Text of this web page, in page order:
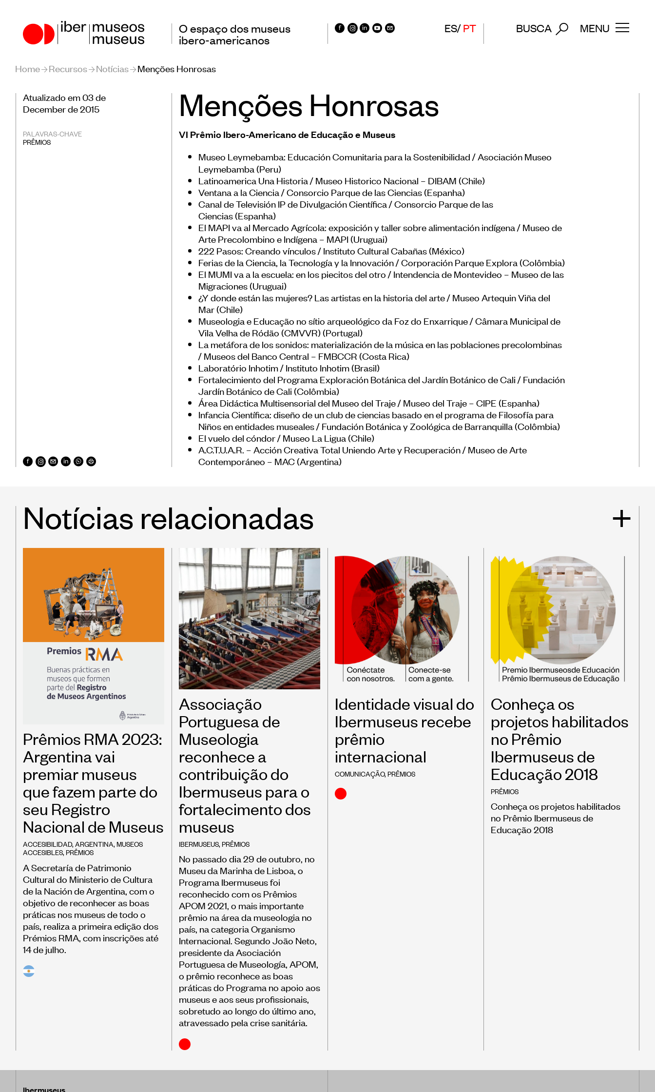
O espaço dos museus
ibero-americanos
ES PT BUSCA MENU
Nossa atuação
Encontros Ibero-
Americanos de Museus
Observatório Ibero-
Americano de Museus
Educação
Patrimônio
Formação e Capacitação
Sustentabilidade
Museus Ibero-
Sistema de coleta de
dados de público de
museus
Panorama dos museus
Banco de Boas Práticas
Convocatórias
Publicações Ibermuseus
Centro de
Documentação
Notícias
Plataforma de
Diagnósticos
Home Recursos Notícias Menções Honrosas
Atualizado em 03 de
December de 2015
PALAVRAS-CHAVE
PRÊMIOS
Menções Honrosas
VI Prêmio Ibero-Americano de Educação e Museus
Museo Leymebamba: Educación Comunitaria para la Sostenibilidad / Asociación Museo
Leymebamba (Peru)
Latinoamerica Una Historia / Museo Historico Nacional – DIBAM (Chile)
Ventana a la Ciencia / Consorcio Parque de las Ciencias (Espanha)
Canal de Televisión IP de Divulgación Científica / Consorcio Parque de las
Ciencias (Espanha)
El MAPI va al Mercado Agrícola: exposición y taller sobre alimentación indígena / Museo de
Arte Precolombino e Indígena – MAPI (Uruguai)
222 Pasos: Creando vínculos / Instituto Cultural Cabañas (México)
Ferias de la Ciencia, la Tecnología y la Innovación / Corporación Parque Explora (Colômbia)
El MUMI va a la escuela: en los piecitos del otro / Intendencia de Montevideo – Museo de las
Migraciones (Uruguai)
¿Y donde están las mujeres? Las artistas en la historia del arte / Museo Artequin Viña del
Mar (Chile)
Museologia e Educação no sítio arqueológico da Foz do Enxarrique / Câmara Municipal de
Vila Velha de Ródão (CMVVR) (Portugal)
La metáfora de los sonidos: materialización de la música en las poblaciones precolombinas
/ Museos del Banco Central – FMBCCR (Costa Rica)
Laboratório Inhotim / Instituto Inhotim (Brasil)
Fortalecimiento del Programa Exploración Botánica del Jardín Botánico de Cali / Fundación
Jardín Botánico de Cali (Colômbia)
Área Didáctica Multisensorial del Museo del Traje / Museo del Traje – CIPE (Espanha)
Infancia Científica: diseño de un club de ciencias basado en el programa de Filosofía para
Niños en entidades museales / Fundación Botánica y Zoológica de Barranquilla (Colômbia)
El vuelo del cóndor / Museo La Ligua (Chile)
A.C.T.U.A.R. – Acción Creativa Total Uniendo Arte y Recuperación / Museo de Arte
Contemporáneo – MAC (Argentina)
Notícias relacionadas +
Prêmios RMA 2023:
Argentina vai
premiar museus
que fazem parte do
seu Registro
Nacional de Museus
ACCESIBILIDAD,ARGENTINA, MUSEOS
ACCESIBLES, PRÊMIOS
A Secretaría de Patrimonio
Cultural do Ministerio de Cultura
de la Nación de Argentina, com o
objetivo de reconhecer as boas
práticas nos museus de todo o
país, realiza a primeira edição dos
Prémios RMA, com inscrições até
14 de julho.
Associação
Portuguesa de
Museologia
reconhece a
contribuição do
Ibermuseus para o
fortalecimento dos
museus
IBERMUSEUS, PRÊMIOS
No passado dia 29 de outubro, no
Museu da Marinha de Lisboa, o
Programa Ibermuseus foi
reconhecido com os Prêmios
APOM 2021, o mais importante
prêmio na área da museologia no
país, na categoria Organismo
Internacional. Segundo João Neto,
presidente da Asociación
Portuguesa de Museología, APOM,
o prêmio reconhece as boas
práticas do Programa no apoio aos
museus e aos seus profissionais,
sobretudo ao longo do último ano,
atravessado pela crise sanitária.
Identidade visual do
Ibermuseus recebe
prêmio
internacional
COMUNICAÇÃO, PRÊMIOS
Conheça os
projetos habilitados
no Prêmio
Ibermuseus de
Educação 2018
PRÊMIOS
Conheça os projetos habilitados
no Prêmio Ibermuseus de
Educação 2018